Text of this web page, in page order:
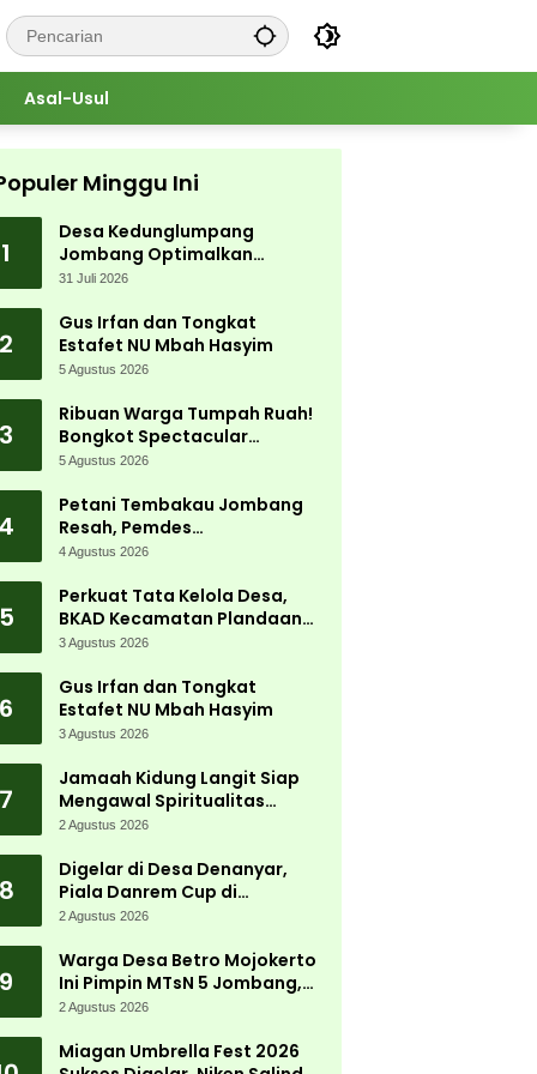
Asal-Usul
Minggu Ini
1
Desa Kedunglumpang
Jombang Optimalkan
Singkong Lokal, Warga Diajari
31 Juli 2026
2
Gus Irfan dan Tongkat
Estafet NU Mbah Hasyim
5 Agustus 2026
3
Ribuan Warga Tumpah Ruah!
Bongkot Spectacular
Carnival 2026 Jadi Pesta
Peterongan
5 Agustus 2026
4
Petani Tembakau Jombang
Resah, Pemdes
Tanjungwadung dan Disperta
4 Agustus 2026
5
Perkuat Tata Kelola Desa,
BKAD Kecamatan Plandaan
Gelar Pelatihan Aparatur
3 Agustus 2026
6
Gus Irfan dan Tongkat
Estafet NU Mbah Hasyim
3 Agustus 2026
7
Jamaah Kidung Langit Siap
Mengawal Spiritualitas
Muktamar NU
2 Agustus 2026
8
Digelar di Desa Denanyar,
Piala Danrem Cup di
Jombang Fokus Cetak Bibit
2 Agustus 2026
9
Warga Desa Betro Mojokerto
Ini Pimpin MTsN 5 Jombang,
Kembali Mengabdi di
2 Agustus 2026
Miagan Umbrella Fest 2026